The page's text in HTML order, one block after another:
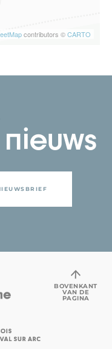
contributors ©CARTO
BOVENKANT
VAN DE
PAGINA